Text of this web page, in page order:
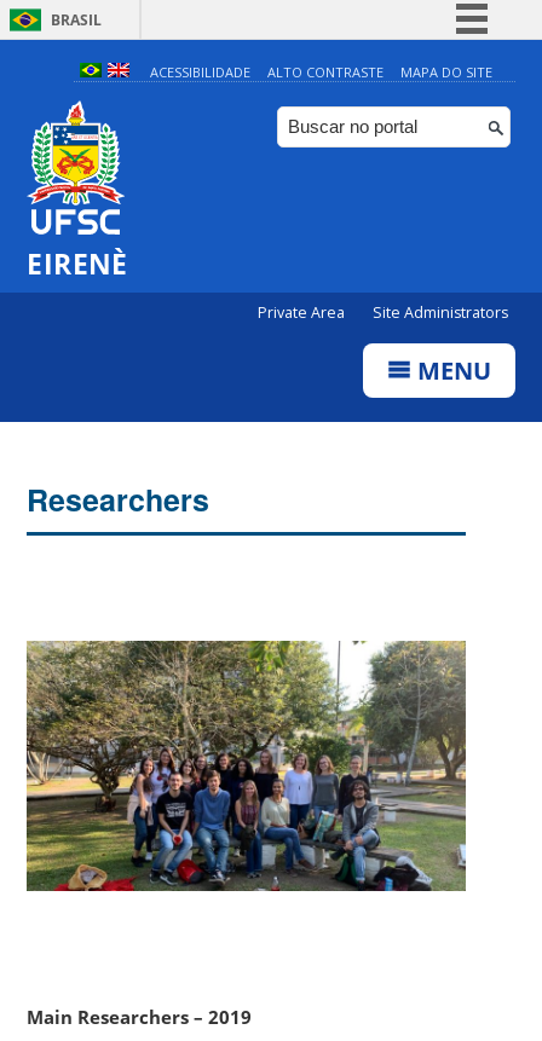
BRASIL
Simplifique!
Comunica BR
Participe
ACESSIBILIDADE ALTO CONTRASTE MAPA DO SITE
EIRENÈ
Private Area Site Administrators
MENU
Researchers
Main Researchers – 2019